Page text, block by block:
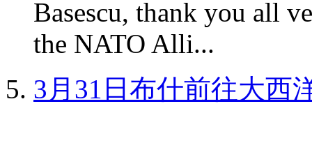
Basescu, thank you all
the NATO Alli...
3月31日布什前往大西